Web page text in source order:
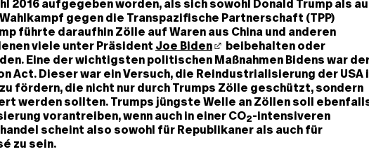
2016 aufgegeben worden, als sich sowohl Donald Trump als
gegen die Transpazifische Partnerschaft (TPP)
führte daraufhin Zölle auf Waren aus China und anderen
viele unter Präsident Joe Biden
beibehalten oder
Eine der wichtigsten politischen Maßnahmen Bidens war
Act. Dieser war ein Versuch, die Reindustrialisierung der USA
fördern, die nicht nur durch Trumps Zölle geschützt, sondern
werden sollten. Trumps jüngste Welle an Zöllen soll
vorantreiben, wenn auch in einer CO2-intensiveren
scheint also sowohl für Republikaner als auch für
zu sein.